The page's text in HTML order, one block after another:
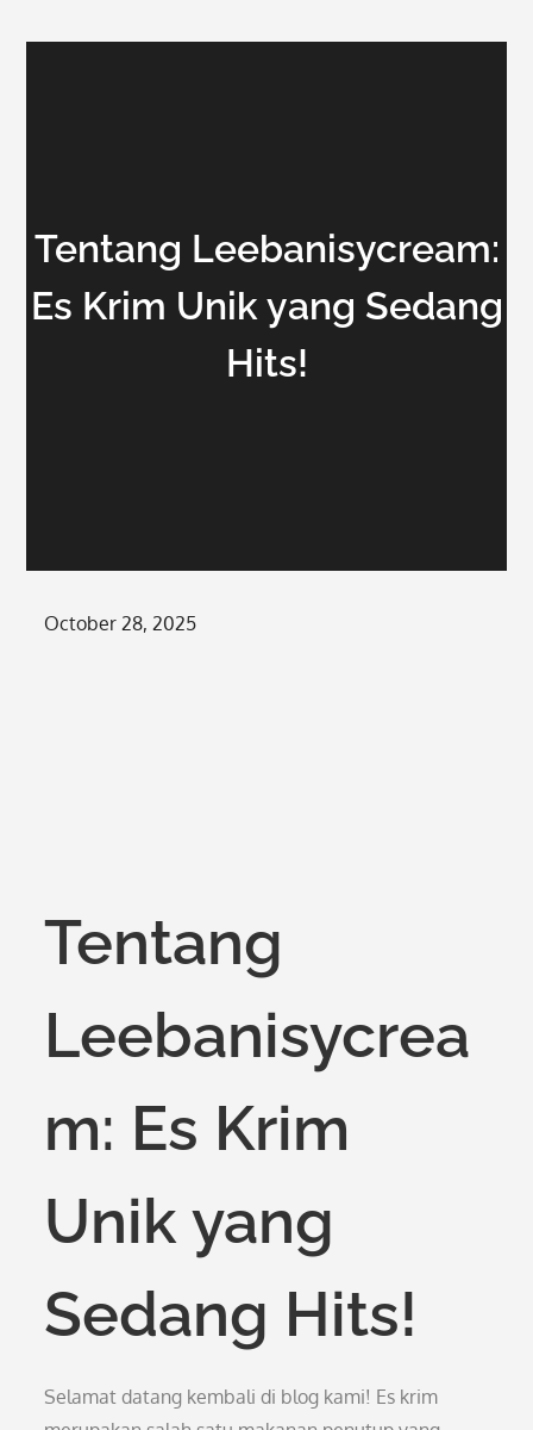
Tentang Leebanisycream:
Es Krim Unik yang Sedang
Hits!
Posted
October 28, 2025
Tentang
Leebanisycrea
m: Es Krim
Unik yang
Sedang Hits!
Selamat datang kembali di blog kami! Es krim